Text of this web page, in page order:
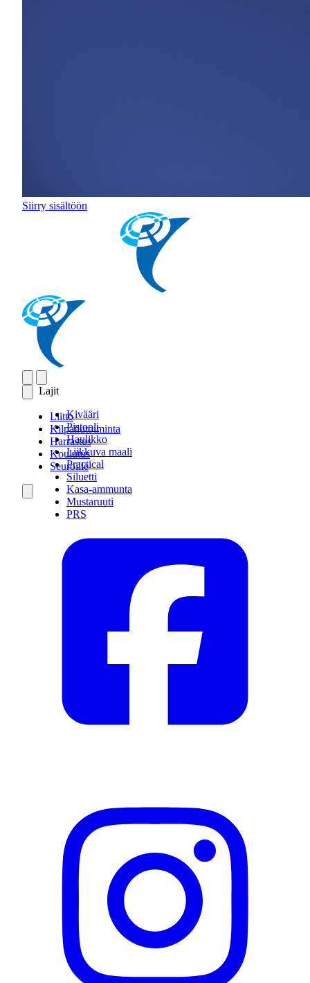
Siirry sisältöön
Lajit
Kivääri
Pistooli
Haulikko
Liikkuva maali
Practical
Siluetti
Kasa-ammunta
Mustaruuti
PRS
Liitto
Kilpailutoiminta
Harrastus
Koulutus
Seuroille